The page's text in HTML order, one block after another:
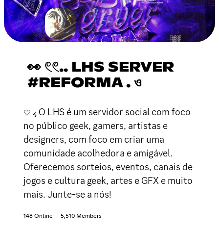
👀 𓏲𓏲.. LHS SERVER
#REFORMA . ও
𔘓 ៹ O LHS é um servidor social com foco
no público geek, gamers, artistas e
designers, com foco em criar uma
comunidade acolhedora e amigável.
Oferecemos sorteios, eventos, canais de
jogos e cultura geek, artes e GFX e muito
mais. Junte-se a nós!
148 Online 5,510 Members